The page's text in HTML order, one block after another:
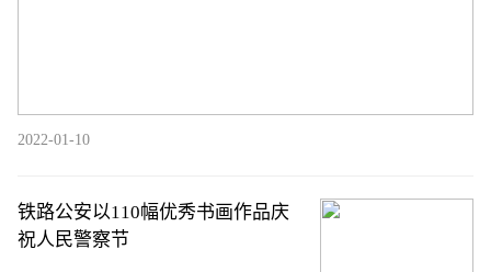
2022-01-10
铁路公安以110幅优秀书画作品庆
祝人民警察节